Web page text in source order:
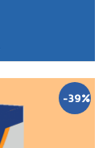
-39%